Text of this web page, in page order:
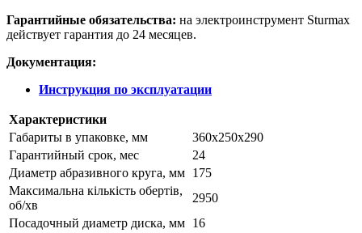
Гарантийные обязательства: на электроинструмент Sturmax
действует гарантия до 24 месяцев.
Документация:
Инструкция по эксплуатации
Характеристики
Габариты в упаковке, мм
360х250х290
Гарантийный срок, мес
24
Диаметр абразивного круга, мм 175
Максимальна кількість обертів,
об/хв
2950
Посадочный диаметр диска, мм 16